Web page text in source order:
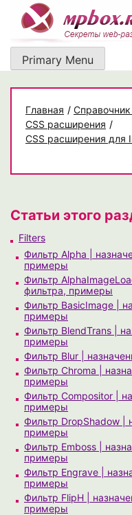
content
Primary Menu
Главная /
CSS расширения /
CSS расширения для
Статьи этого
Filters
Фильтр Alpha |
примеры
Фильтр
фильтра, примеры
Фильтр BasicImage |
примеры
Фильтр BlendTrans |
примеры
Фильтр Blur |
Фильтр Chroma |
примеры
Фильтр Compositor |
примеры
Фильтр DropShadow |
примеры
Фильтр Emboss |
примеры
Фильтр Engrave |
примеры
Фильтр FlipH |
примеры